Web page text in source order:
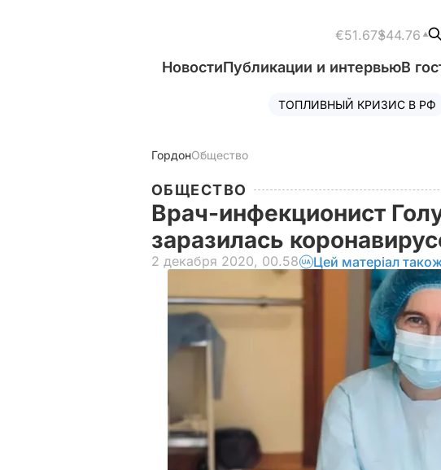
€51.67$44.76
НовостиПубликации и интервьюВ
ТОПЛИВНЫЙ КРИЗИС В РФ
ГордонОбщество
ОБЩЕСТВО
Врач-инфекционист
заразилась
2 декабря 2020, 00.58 Цей матеріал